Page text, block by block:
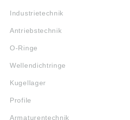
Industrietechnik
Antriebstechnik
O-Ringe
Wellendichtringe
Kugellager
Profile
Armaturentechnik